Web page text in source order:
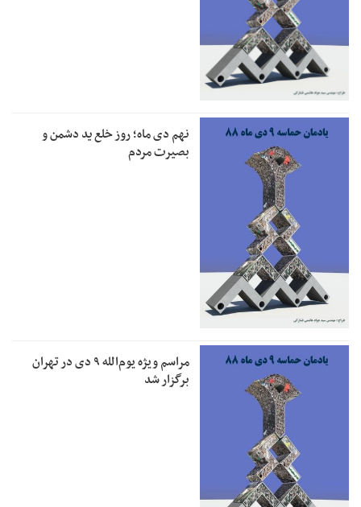
نهم دی ماه؛ روز خلع ید دشمن و
بصیرت مردم
مراسم ویژه یوم‌الله ۹ دی در تهران
برگزار شد